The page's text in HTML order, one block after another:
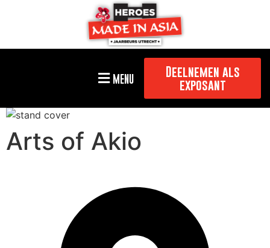
MENU
Deelnemen als
exposant
Arts of Akio